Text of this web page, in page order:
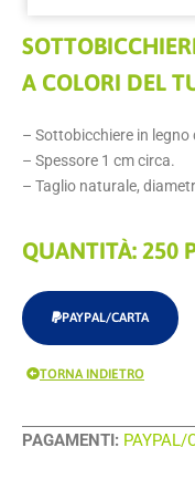
A COLORI DEL
– Sottobicchiere in legno
– Spessore 1 cm circa.
– Taglio naturale,
QUANTITÀ: 250
PAYPAL/CARTA
TORNA INDIETRO
PAGAMENTI: PAYPAL/